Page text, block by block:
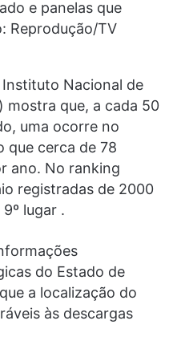
e panelas que
Reprodução/TV
Nacional de
mostra que, a cada 50
uma ocorre no
que cerca de 78
ano. No ranking
registradas de 2000
lugar .
do Estado de
a localização do
às descargas